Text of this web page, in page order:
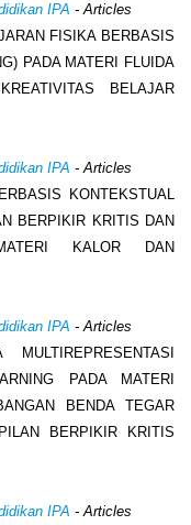
IPA - Articles
FISIKA BERBASIS
PADA MATERI FLUIDA
BELAJAR
IPA - Articles
KONTEKSTUAL
BERPIKIR KRITIS DAN
KALOR DAN
IPA - Articles
PADA MATERI
BENDA TEGAR
BERPIKIR KRITIS
IPA - Articles